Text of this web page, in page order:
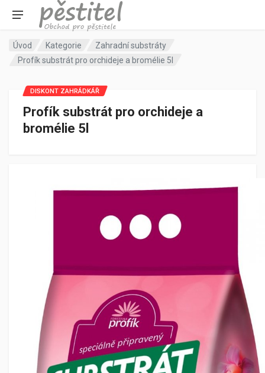
Úvod Kategorie
Zahradní substráty
Profík substrát pro orchideje a bromélie 5l
Profík substrát pro orchideje a
bromélie 5l
DISKONT ZAHRÁDKÁŘ